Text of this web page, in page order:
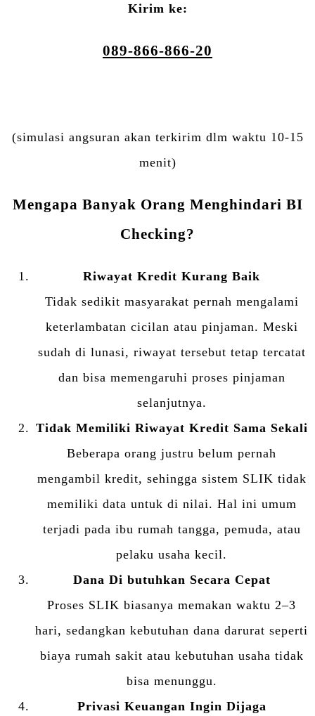
Kirim ke:
089-866-866-20
(simulasi angsuran akan terkirim dlm waktu 10-15
menit)
Mengapa Banyak Orang Menghindari BI
Checking?
Riwayat Kredit Kurang Baik
Tidak sedikit masyarakat pernah mengalami
keterlambatan cicilan atau pinjaman. Meski
sudah di lunasi, riwayat tersebut tetap tercatat
dan bisa memengaruhi proses pinjaman
selanjutnya.
Tidak Memiliki Riwayat Kredit Sama Sekali
Beberapa orang justru belum pernah
mengambil kredit, sehingga sistem SLIK tidak
memiliki data untuk di nilai. Hal ini umum
terjadi pada ibu rumah tangga, pemuda, atau
pelaku usaha kecil.
Dana Di butuhkan Secara Cepat
Proses SLIK biasanya memakan waktu 2–3
hari, sedangkan kebutuhan dana darurat seperti
biaya rumah sakit atau kebutuhan usaha tidak
bisa menunggu.
Privasi Keuangan Ingin Dijaga